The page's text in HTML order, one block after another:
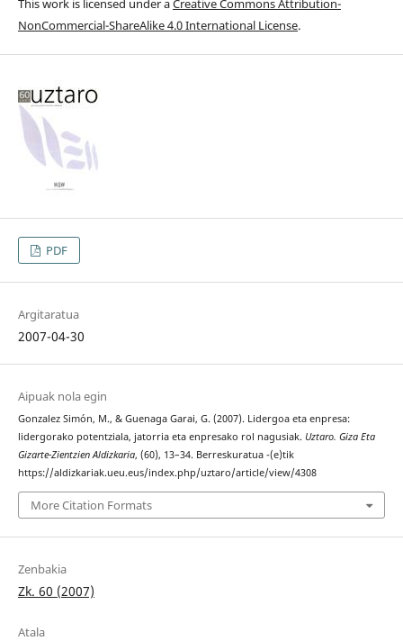
This work is licensed under aCreative Commons Attribution-
NonCommercial-ShareAlike 4.0 International License.
PDF
Argitaratua
2007-04-30
Aipuak nola egin
Gonzalez Simón, M., & Guenaga Garai, G. (2007). Lidergoa eta enpresa:
lidergorako potentziala, jatorria eta enpresako rol nagusiak. Uztaro. Giza Eta
Gizarte-Zientzien Aldizkaria, (60), 13–34. Berreskuratua -(e)tik
https://aldizkariak.ueu.eus/index.php/uztaro/article/view/4308
More Citation Formats
Zenbakia
Zk. 60 (2007)
Atala